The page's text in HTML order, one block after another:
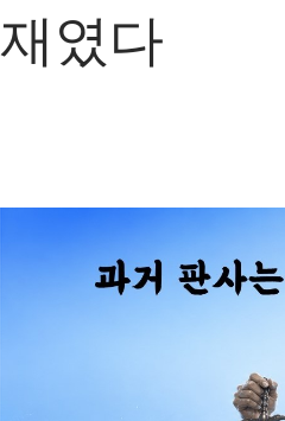
재였다